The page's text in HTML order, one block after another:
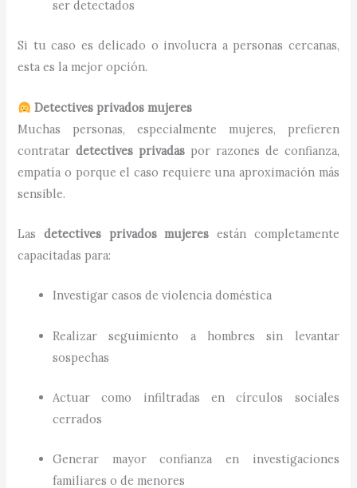
ser detectados
Si tu caso es delicado o involucra a personas cercanas,
esta es la mejor opción.
Detectives privados mujeres
Muchas personas, especialmente mujeres, prefieren
contratardetectives privadas por razones de confianza,
empatía o porque el caso requiere una aproximación más
sensible.
Lasdetectives privados mujeres están completamente
capacitadas para:
Investigar casos de violencia doméstica
Realizar seguimiento a hombres sin levantar
sospechas
Actuar como infiltradas en círculos sociales
cerrados
Generar mayor confianza en investigaciones
familiares o de menores